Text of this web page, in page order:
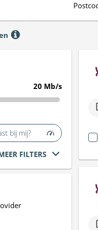
20 Mb/s
bij mij?
FILTERS